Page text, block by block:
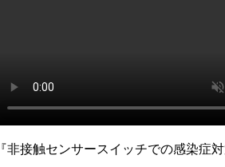
非接触センサースイッチでの感染症対